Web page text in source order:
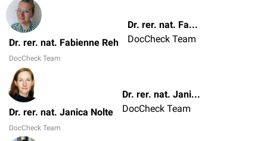
Dr. rer. nat. Fabienne Reh
DocCheck Team
Dr. rer. nat. Fabienne Reh
DocCheck Team
Dr. rer. nat. Janica Nolte
DocCheck Team
Dr. rer. nat. Janica Nolte
DocCheck Team